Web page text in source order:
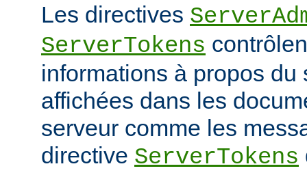
Les directives
ServerTokens
informations à propos du
affichées dans les
serveur comme les
directive ServerTokens